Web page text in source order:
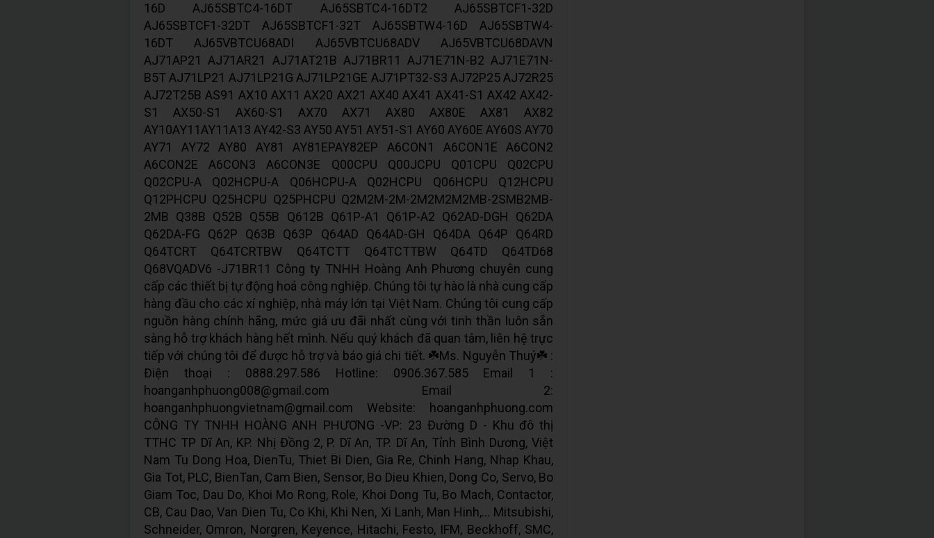
16D AJ65SBTC4-16DT AJ65SBTC4-16DT2 AJ65SBTCF1-32D
AJ65SBTCF1-32DT AJ65SBTCF1-32T AJ65SBTW4-16D AJ65SBTW4-
16DT AJ65VBTCU68ADI AJ65VBTCU68ADV AJ65VBTCU68DAVN
AJ71AP21 AJ71AR21 AJ71AT21B AJ71BR11 AJ71E71N-B2 AJ71E71N-
B5T AJ71LP21 AJ71LP21G AJ71LP21GE AJ71PT32-S3 AJ72P25 AJ72R25
AJ72T25B AS91 AX10 AX11 AX20 AX21 AX40 AX41 AX41-S1 AX42 AX42-
S1 AX50-S1 AX60-S1 AX70 AX71 AX80 AX80E AX81 AX82
AY10AY11AY11A13 AY42-S3 AY50 AY51 AY51-S1 AY60 AY60E AY60S AY70
AY71 AY72 AY80 AY81 AY81EPAY82EP A6CON1 A6CON1E A6CON2
A6CON2E A6CON3 A6CON3E Q00CPU Q00JCPU Q01CPU Q02CPU
Q02CPU-A Q02HCPU-A Q06HCPU-A Q02HCPU Q06HCPU Q12HCPU
Q12PHCPU Q25HCPU Q25PHCPU Q2M2M-2M-2M2M2M2MB-2SMB2MB-
2MB Q38B Q52B Q55B Q612B Q61P-A1 Q61P-A2 Q62AD-DGH Q62DA
Q62DA-FG Q62P Q63B Q63P Q64AD Q64AD-GH Q64DA Q64P Q64RD
Q64TCRT Q64TCRTBW Q64TCTT Q64TCTTBW Q64TD Q64TD68
Q68VQADV6 -J71BR11 Công ty TNHH Hoàng Anh Phương chuyên cung
cấp các thiết bị tự động hoá công nghiệp. Chúng tôi tự hào là nhà cung cấp
hàng đầu cho các xí nghiệp, nhà máy lớn tại Việt Nam. Chúng tôi cung cấp
nguồn hàng chính hãng, mức giá ưu đãi nhất cùng với tinh thần luôn sẵn
sàng hỗ trợ khách hàng hết mình. Nếu quý khách đã quan tâm, liên hệ trực
tiếp với chúng tôi để được hỗ trợ và báo giá chi tiết. ☘️Ms. Nguyễn Thuý☘️ :
Điện thoại : 0888.297.586 Hotline: 0906.367.585 Email 1 :
hoanganhphuong008@gmail.com Email 2:
hoanganhphuongvietnam@gmail.com Website: hoanganhphuong.com
CÔNG TY TNHH HOÀNG ANH PHƯƠNG -VP: 23 Đường D - Khu đô thị
TTHC TP Dĩ An, KP. Nhị Đồng 2, P. Dĩ An, TP. Dĩ An, Tỉnh Bình Dương, Việt
Nam Tu Dong Hoa, DienTu, Thiet Bi Dien, Gia Re, Chinh Hang, Nhap Khau,
Gia Tot, PLC, BienTan, Cam Bien, Sensor, Bo Dieu Khien, Dong Co, Servo, Bo
Giam Toc, Dau Do, Khoi Mo Rong, Role, Khoi Dong Tu, Bo Mach, Contactor,
CB, Cau Dao, Van Dien Tu, Co Khi, Khi Nen, Xi Lanh, Man Hinh,... Mitsubishi,
Schneider, Omron, Norgren, Keyence, Hitachi, Festo, IFM, Beckhoff, SMC,